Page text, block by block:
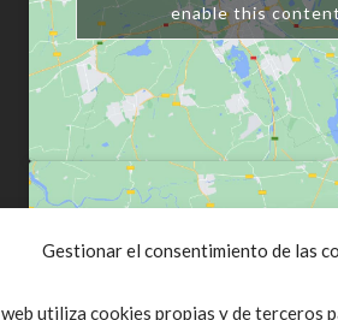
Gestionar el consentimiento de las
utiliza cookies propias y de terceros
enable this
Click to accept marketing